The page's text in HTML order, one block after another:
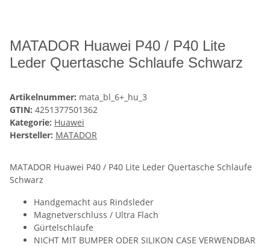
MATADOR Huawei P40 / P40 Lite
Leder Quertasche Schlaufe Schwarz
Artikelnummer: mata_bl_6+_hu_3
GTIN: 4251377501362
Kategorie: Huawei
Hersteller: MATADOR
MATADOR Huawei P40 / P40 Lite Leder Quertasche Schlaufe
Schwarz
Handgemacht aus Rindsleder
Magnetverschluss / Ultra Flach
Gürtelschlaufe
NICHT MIT BUMPER ODER SILIKON CASE VERWENDBAR